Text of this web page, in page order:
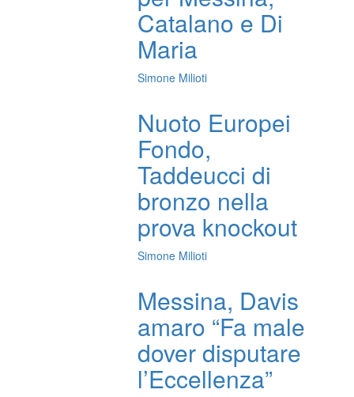
Catalano e Di
Maria
Simone Milioti
Nuoto Europei
Fondo,
Taddeucci di
bronzo nella
prova knockout
Simone Milioti
Messina, Davis
amaro “Fa male
dover disputare
l’Eccellenza”